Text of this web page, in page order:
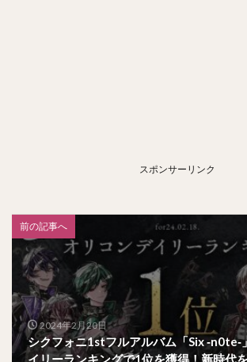
スポンサーリンク
前の記事へ
2024年2月20日
シクフォニ1stフルアルバム「Six ‐n0te‐
イリーランキングで1位を獲得！新時代